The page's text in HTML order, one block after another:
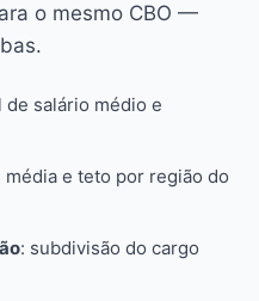
o mesmo CBO —
de salário médio e
média e teto por região do
: subdivisão do cargo